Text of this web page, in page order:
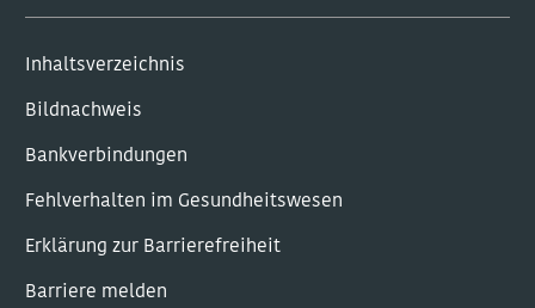
Inhaltsverzeichnis
Bildnachweis
Bankverbindungen
Fehlverhalten im Gesundheitswesen
Erklärung zur Barrierefreiheit
Barriere melden